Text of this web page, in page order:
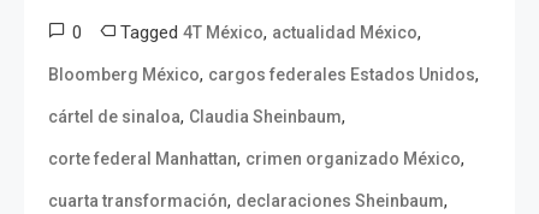
0 Tagged 4T México, actualidad México,
Bloomberg México, cargos federales Estados Unidos,
cártel de sinaloa, Claudia Sheinbaum,
corte federal Manhattan, crimen organizado México,
cuarta transformación, declaraciones Sheinbaum,